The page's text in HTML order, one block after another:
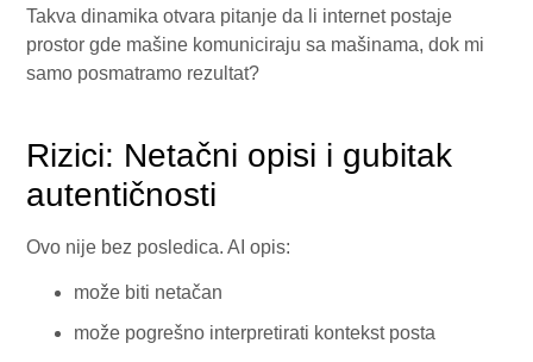
Takva dinamika otvara pitanje da li internet postaje
prostor gde mašine komuniciraju sa mašinama, dok mi
samo posmatramo rezultat?
Rizici: Netačni opisi i gubitak
autentičnosti
Ovo nije bez posledica. AI opis:
može biti netačan
može pogrešno interpretirati kontekst posta